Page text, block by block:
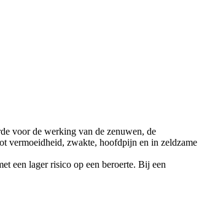
voor de werking van de zenuwen, de
vermoeidheid, zwakte, hoofdpijn en in zeldzame
een lager risico op een beroerte. Bij een